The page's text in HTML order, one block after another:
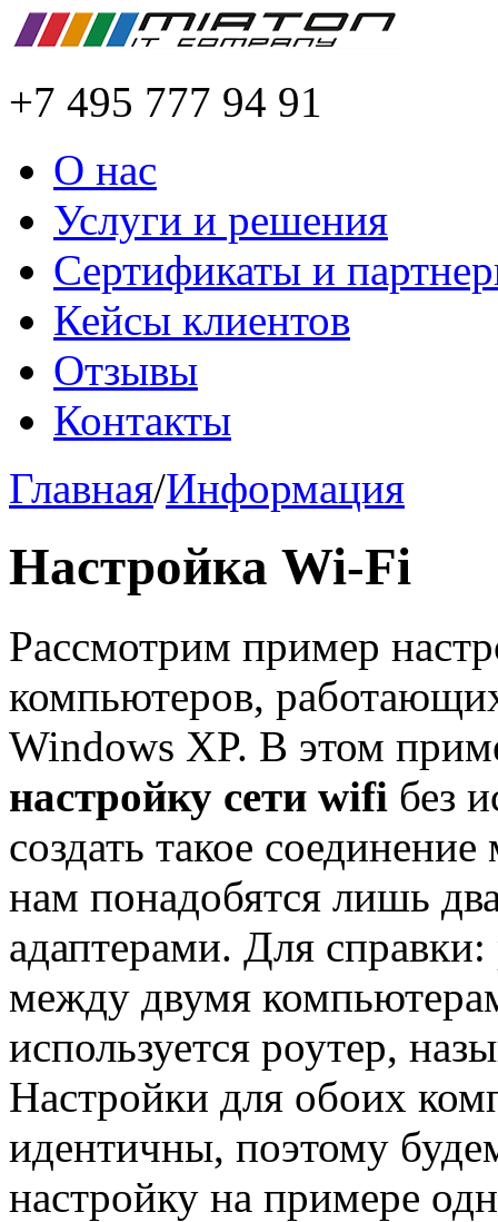
+7 495 777 94 91
О нас
Услуги и решения
Сертификаты и
Кейсы клиентов
Отзывы
Контакты
Главная/Информация
Настройка Wi-Fi
Рассмотрим пример
компьютеров,
Windows XP. В этом
настройку сети wifi без
создать такое
нам понадобятся лишь
адаптерами. Для
между двумя
используется роутер,
Настройки для обоих
идентичны, поэтому
настройку на примере